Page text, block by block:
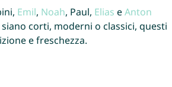
Emil, Noah, Paul, Elias eAnton
corti, moderni o classici, questi
e freschezza.